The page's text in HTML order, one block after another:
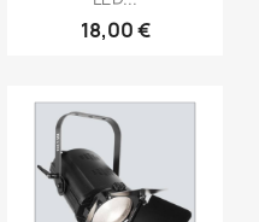
18,00 €